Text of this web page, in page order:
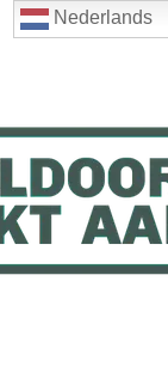
Nederlands